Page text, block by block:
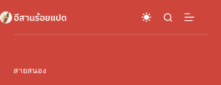
to
content
สายสนอง